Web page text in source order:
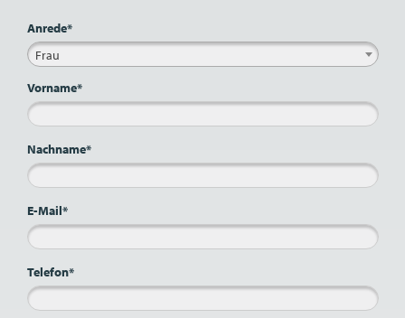
Anrede*
Frau
Vorname*
Nachname*
E-Mail*
Telefon*